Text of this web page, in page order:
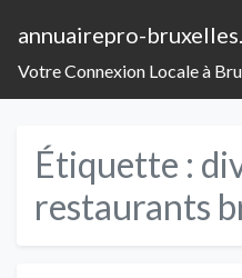
annuairepro-
Votre Connexion Locale à
Étiquette :
restaurants